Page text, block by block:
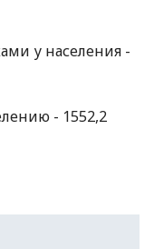
у населения -
- 1552,2